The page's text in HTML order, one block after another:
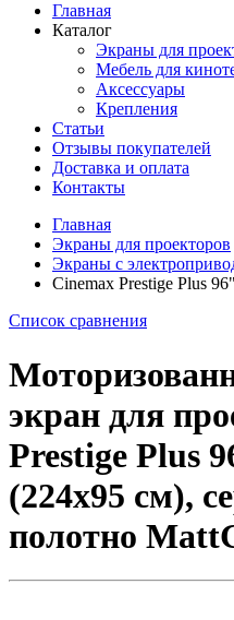
Главная
Каталог
Экраны для
Mебель для
Аксессуары
Крепления
Статьи
Отзывы покупателей
Доставка и оплата
Контакты
Главная
Экраны для проекторов
Экраны с
Cinemax Prestige Plus
Список сравнения
экран для
Prestige Plus
(224x95 см),
полотно